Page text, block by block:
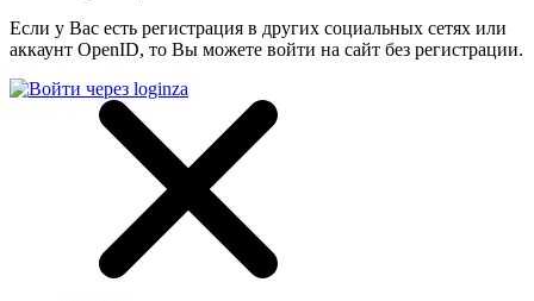
Если у Вас есть регистрация в других социальных сетях или
аккаунт OpenID, то Вы можете войти на сайт без регистрации.